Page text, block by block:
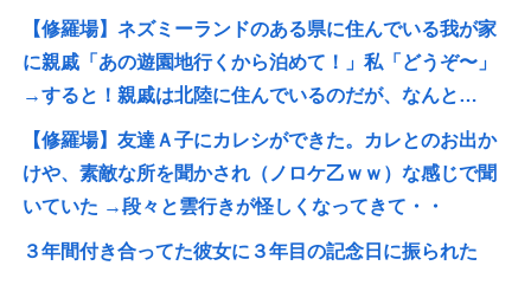
【修羅場】ネズミーランドのある県に住んでいる我が家
に親戚「あの遊園地行くから泊めて！」私「どうぞ〜」
→すると！親戚は北陸に住んでいるのだが、なんと…
【修羅場】友達Ａ子にカレシができた。カレとのお出か
けや、素敵な所を聞かされ（ノロケ乙ｗｗ）な感じで聞
いていた →段々と雲行きが怪しくなってきて・・
３年間付き合ってた彼女に３年目の記念日に振られた